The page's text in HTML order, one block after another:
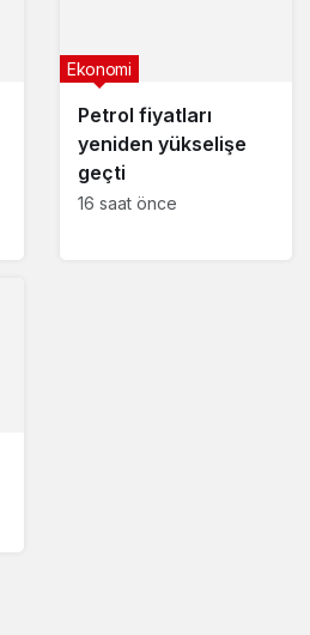
Petrol fiyatları
yeniden yükselişe
geçti
Ekonomi
16 saat önce